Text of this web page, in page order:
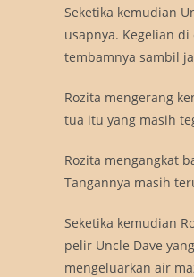
Seketika kemudian
usapnya. Kegelian
tembamnya sambil
Rozita mengerang
tua itu yang masih
Rozita mengangkat
Tangannya masih
Seketika kemudian
pelir Uncle Dave
mengeluarkan air